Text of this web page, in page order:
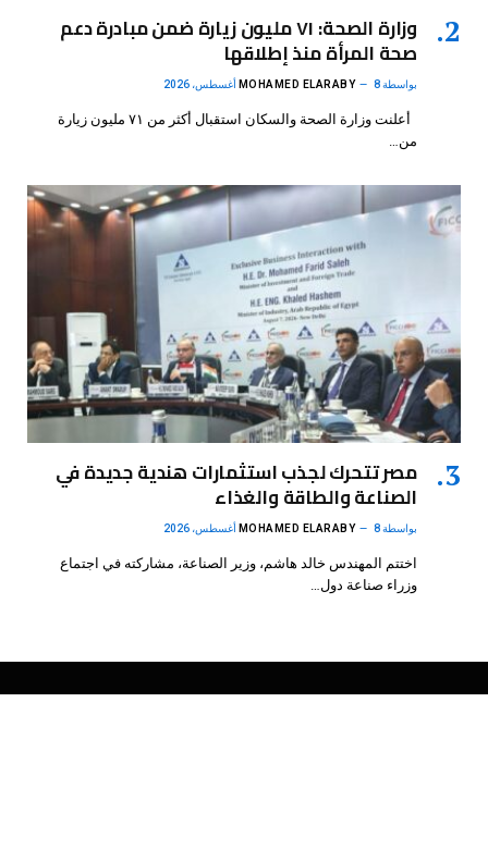
وزارة الصحة: ٧١ مليون زيارة ضمن مبادرة دعم
صحة المرأة منذ إطلاقها
بواسطة MOHAMED ELARABY 8 أغسطس، 2026
أعلنت وزارة الصحة والسكان استقبال أكثر من ٧١ مليون زيارة
من…
مصر تتحرك لجذب استثمارات هندية جديدة في
الصناعة والطاقة والغذاء
بواسطة MOHAMED ELARABY 8 أغسطس، 2026
اختتم المهندس خالد هاشم، وزير الصناعة، مشاركته في اجتماع
وزراء صناعة دول…